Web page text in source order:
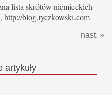
lista skrótów niemieckich
http://blog.tyczkowski.com
nast. »
artykuły